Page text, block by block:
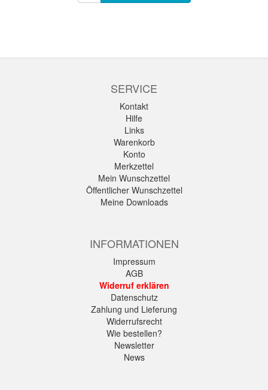
SERVICE
Kontakt
Hilfe
Links
Warenkorb
Konto
Merkzettel
Mein Wunschzettel
Öffentlicher Wunschzettel
Meine Downloads
INFORMATIONEN
Impressum
AGB
Widerruf erklären
Datenschutz
Zahlung und Lieferung
Widerrufsrecht
Wie bestellen?
Newsletter
News